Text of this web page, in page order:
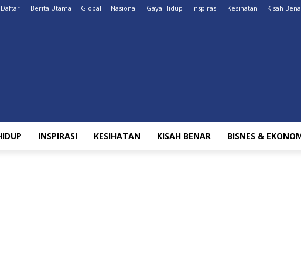
Berita Utama Global Nasional Gaya Hidup Inspirasi Kesihatan Kisah
INSPIRASI KESIHATAN KISAH BENAR BISNES &